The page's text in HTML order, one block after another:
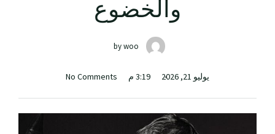
والخضوع
bywoo
يوليو 21, 2026 3:19 م No Comments